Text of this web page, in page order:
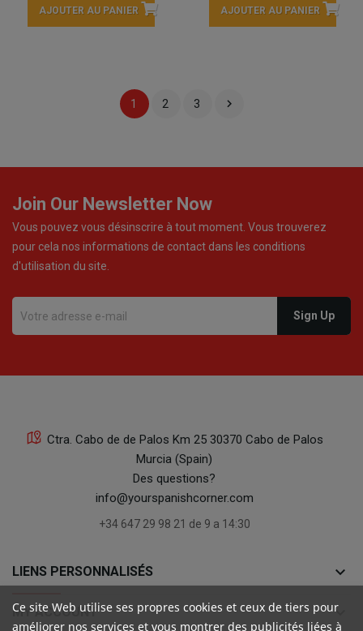
AJOUTER AU PANIER AJOUTER AU PANIER
1 2 3 
Join Our Newsletter Now
Vous pouvez vous désinscrire à tout moment. Vous trouverez
pour cela nos informations de contact dans les conditions
d'utilisation du site.
Ctra. Cabo de de Palos Km 25 30370 Cabo de Palos
Murcia (Spain)
Des questions?
info@yourspanishcorner.com
+34 647 29 98 21 de 9 a 14:30
LIENS PERSONNALISÉS keyboard_arrow_down
MY ACCOUNT keyboard_arrow_down
Ce site Web utilise ses propres cookies et ceux de tiers pour
améliorer nos services et vous montrer des publicités liées à